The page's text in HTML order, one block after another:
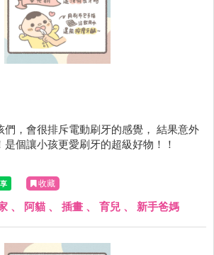
們，會很排斥電動刷牙的感覺， 結果意外
個讓小孩更愛刷牙的超級好物！！
收藏
、 阿貓 、 插畫 、 育兒 、 新手爸媽